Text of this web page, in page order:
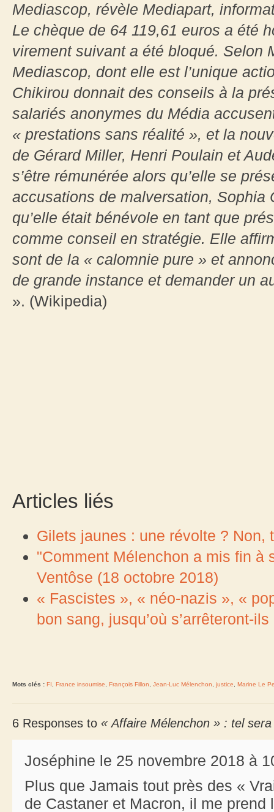
Mediascop, révèle Mediapart,
Le chèque de 64 119,61 euros a été
virement suivant a été bloqué. Selon
Mediascop, dont elle est l’unique
Chikirou donnait des conseils à la
salariés anonymes du Média
« prestations sans réalité », et la
de Gérard Miller, Henri Poulain et
s’être rémunérée alors qu’elle se
accusations de malversation, Sophia
qu’elle était bénévole en tant que
comme conseil en stratégie. Elle
sont de la « calomnie pure » et
de grande instance et demander un
». (Wikipedia)
Articles liés
Gilets jaunes : une révolte ? Non,
"Comment Mélenchon a mis fin à
Ventôse (18 octobre 2018)
« Fascistes », « néo-nazis », «
bon sang, jusqu’où s’arrêteront-ils
Mots clés : FI France insoumise François Fillon Jean-Luc Mélenchon justice Marine Le
6 Responses to « Affaire Mélenchon » : tel
Joséphine le 25 novembre 2018 à
Plus que Jamais tout près des «
de Castaner et Macron, il me prend